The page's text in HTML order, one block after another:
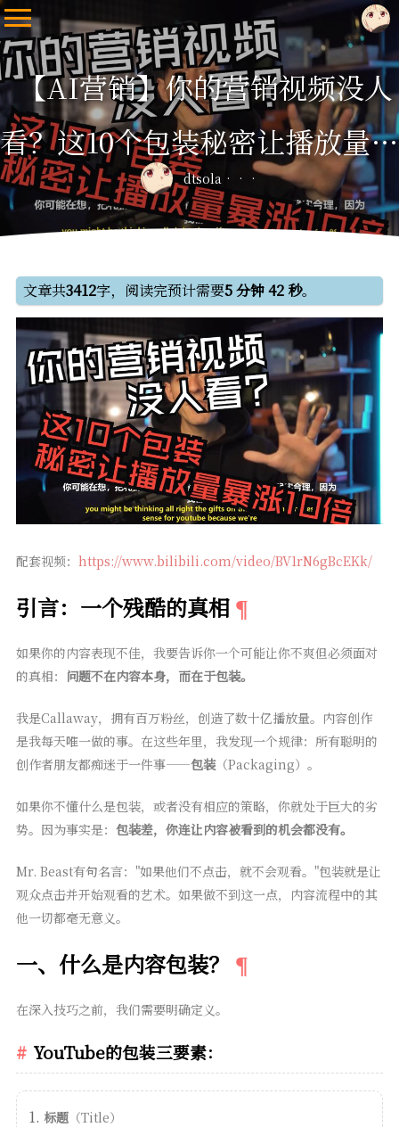
【AI营销】你的营销视频没人
看？这10个包装秘密让播放量暴
涨10倍
dtsola
文章共3412字，阅读完预计需要5 分钟 42 秒。
配套视频： https://www.bilibili.com/video/BV1rN6gBcEKk/
引言：一个残酷的真相
如果你的内容表现不佳，我要告诉你一个可能让你不爽但必须面对
的真相： 问题不在内容本身，而在于包装。
我是Callaway，拥有百万粉丝，创造了数十亿播放量。内容创作
是我每天唯一做的事。在这些年里，我发现一个规律：所有聪明的
创作者朋友都痴迷于一件事——包装（Packaging）。
如果你不懂什么是包装，或者没有相应的策略，你就处于巨大的劣
势。因为事实是： 包装差，你连让内容被看到的机会都没有。
Mr. Beast有句名言："如果他们不点击，就不会观看。"包装就是让
观众点击并开始观看的艺术。如果做不到这一点，内容流程中的其
他一切都毫无意义。
一、什么是内容包装？
在深入技巧之前，我们需要明确定义。
YouTube的包装三要素：
标题（Title）